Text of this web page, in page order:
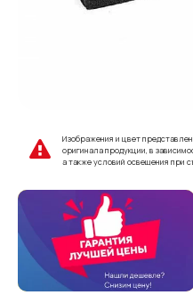
Изображения и цвет
оригинала продукции, в
а также условий освещения при